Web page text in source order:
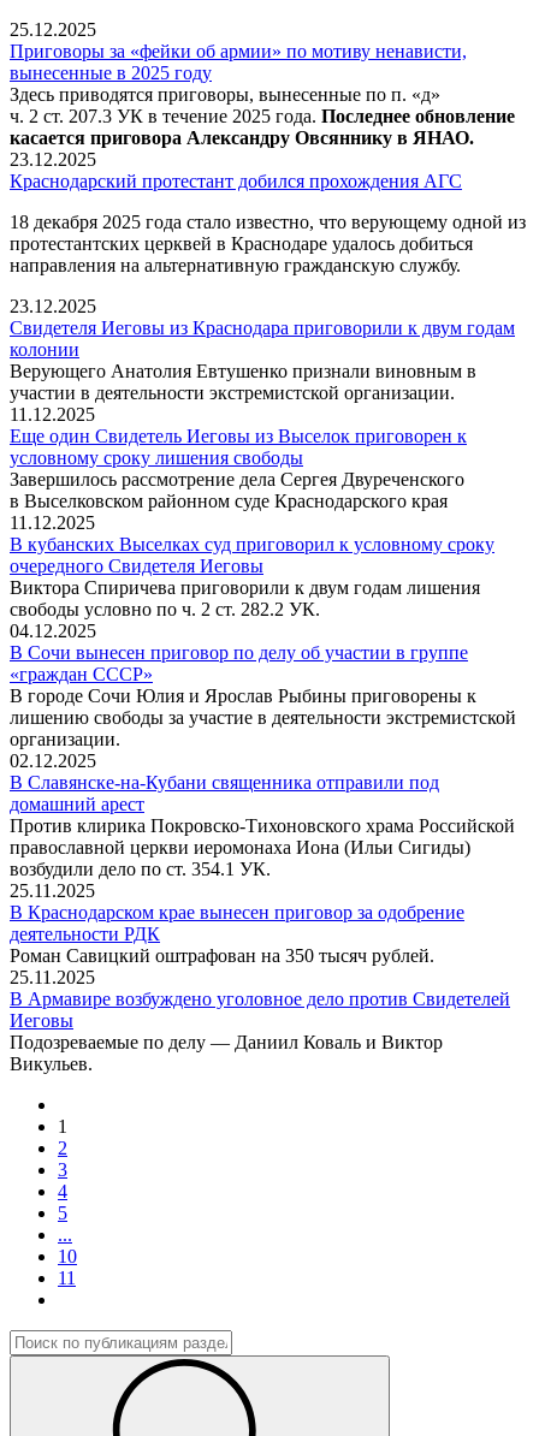
25.12.2025
Приговоры за «фейки об армии» по мотиву ненависти,
вынесенные в 2025 году
Здесь приводятся приговоры, вынесенные по п. «д»
ч. 2 ст. 207.3 УК в течение 2025 года. Последнее обновление
касается приговора Александру Овсяннику в ЯНАО.
23.12.2025
Краснодарский протестант добился прохождения АГС
18 декабря 2025 года стало известно, что верующему одной из
протестантских церквей в Краснодаре удалось добиться
направления на альтернативную гражданскую службу.
23.12.2025
Свидетеля Иеговы из Краснодара приговорили к двум годам
колонии
Верующего Анатолия Евтушенко признали виновным в
участии в деятельности экстремистской организации.
11.12.2025
Еще один Свидетель Иеговы из Выселок приговорен к
условному сроку лишения свободы
Завершилось рассмотрение дела Сергея Двуреченского
в Выселковском районном суде Краснодарского края
11.12.2025
В кубанских Выселках суд приговорил к условному сроку
очередного Свидетеля Иеговы
Виктора Спиричева приговорили к двум годам лишения
свободы условно по ч. 2 ст. 282.2 УК.
04.12.2025
В Сочи вынесен приговор по делу об участии в группе
«граждан СССР»
В городе Сочи Юлия и Ярослав Рыбины приговорены к
лишению свободы за участие в деятельности экстремистской
организации.
02.12.2025
В Славянске-на-Кубани священника отправили под
домашний арест
Против клирика Покровско-Тихоновского храма Российской
православной церкви иеромонаха Иона (Ильи Сигиды)
возбудили дело по ст. 354.1 УК.
25.11.2025
В Краснодарском крае вынесен приговор за одобрение
деятельности РДК
Роман Савицкий оштрафован на 350 тысяч рублей.
25.11.2025
В Армавире возбуждено уголовное дело против Свидетелей
Иеговы
Подозреваемые по делу — Даниил Коваль и Виктор
Викульев.
1
2
3
4
5
...
10
11